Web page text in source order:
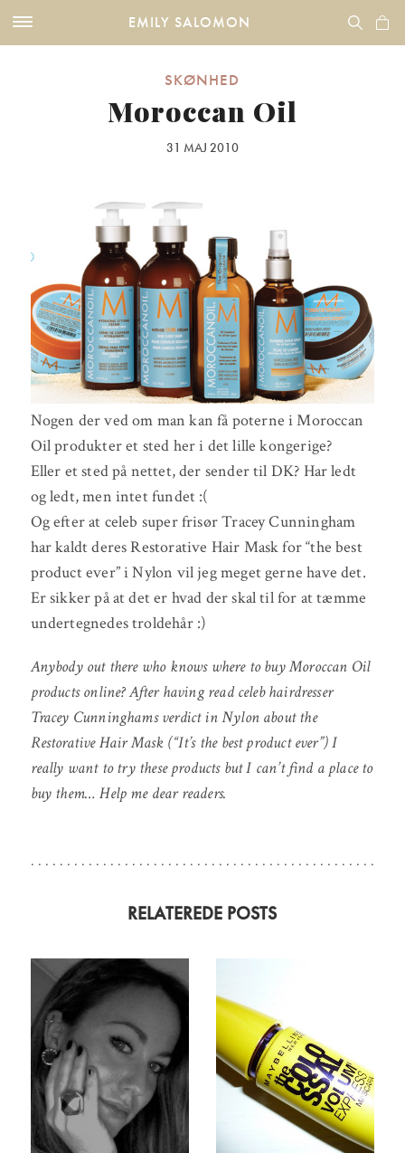
EMILY SALOMON
SKØNHED
Moroccan Oil
31 MAJ 2010
Nogen der ved om man kan få poterne i Moroccan
Oil produkter et sted her i det lille kongerige?
Eller et sted på nettet, der sender til DK? Har ledt
og ledt, men intet fundet :(
Og efter at celeb super frisør Tracey Cunningham
har kaldt deres Restorative Hair Mask for “the best
product ever” i Nylon vil jeg meget gerne have det.
Er sikker på at det er hvad der skal til for at tæmme
undertegnedes troldehår :)
Anybody out there who knows where to buy Moroccan Oil
products online? After having read celeb hairdresser
Tracey Cunninghams verdict in Nylon about the
Restorative Hair Mask (“It’s the best product ever”) I
really want to try these products but I can’t find a place to
buy them… Help me dear readers.
RELATEREDE POSTS